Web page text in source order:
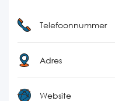
Telefoonnummer
Adres
Website